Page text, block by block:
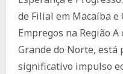
de Filial em Macaíba e
Empregos na Região
Grande do Norte, está
significativo impulso